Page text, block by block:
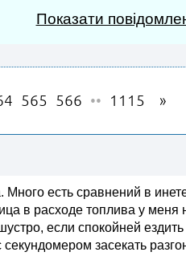
Показати
565 566 •• 1115
Много есть сравнений в
в расходе топлива у
если спокойней
засекать